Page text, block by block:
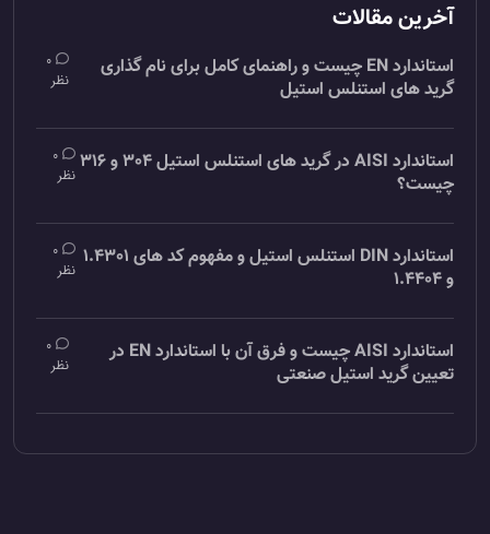
آخرین مقالات
استاندارد EN چیست و راهنمای کامل برای نام گذاری
گرید های استنلس استیل
استاندارد AISI در گرید های استنلس استیل 304 و 316
چیست؟
0
استاندارد DIN استنلس استیل و مفهوم کد های 1.4301
0
استاندارد AISI چیست و فرق آن با استاندارد EN در
تعیین گرید استیل صنعتی